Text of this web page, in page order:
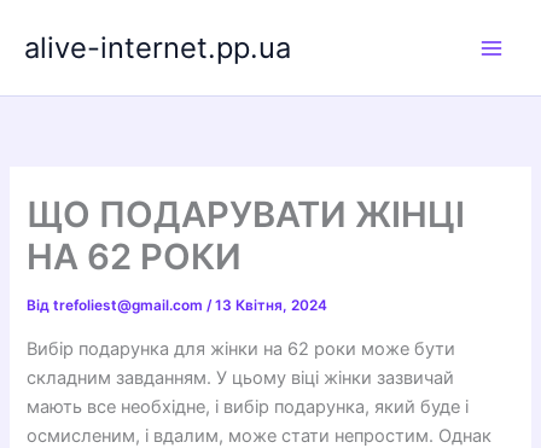
alive-internet.pp.ua
ЩО ПОДАРУВАТИ ЖІНЦІ
НА 62 РОКИ
Відtrefoliest@gmail.com/13 Квітня, 2024
Вибір подарунка для жінки на 62 роки може бути
складним завданням. У цьому віці жінки зазвичай
мають все необхідне, і вибір подарунка, який буде і
осмисленим, і вдалим, може стати непростим. Однак